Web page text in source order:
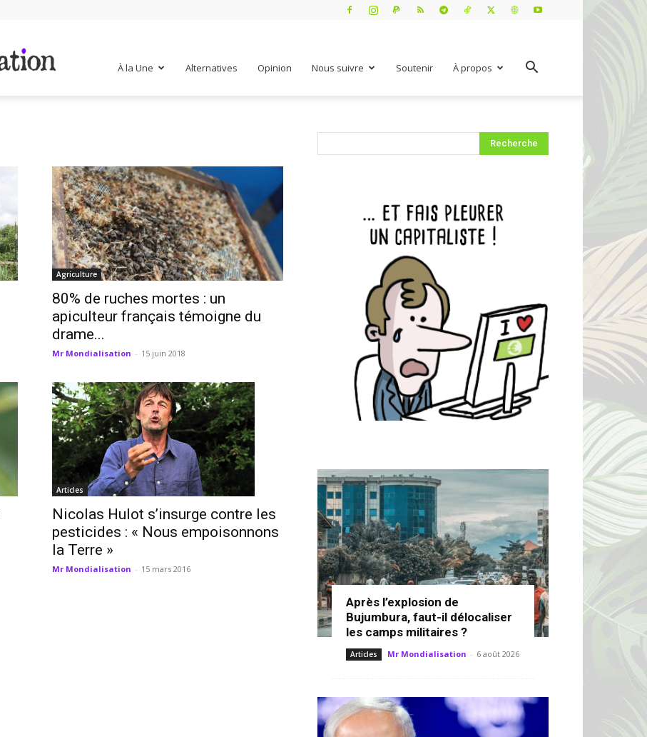
À la Une Alternatives Opinion Nous suivre Soutenir À propos
Agriculture
80% de ruches mortes : un
apiculteur français témoigne du
drame...
Mr Mondialisation - 15 juin 2018
Articles
Nicolas Hulot s’insurge contre les
pesticides : « Nous empoisonnons
la Terre »
Mr Mondialisation - 15 mars 2016
Après l’explosion de
Bujumbura, faut-il délocaliser
les camps militaires ?
Articles Mr Mondialisation - 6 août 2026